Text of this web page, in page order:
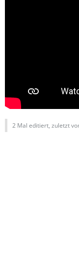
2 Mal editiert, zuletzt